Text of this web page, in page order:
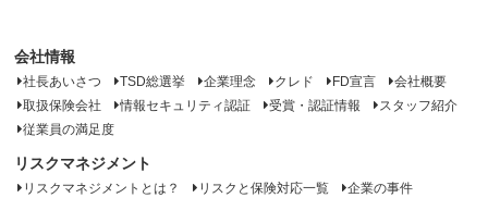
会社情報
社長あいさつ TSD総選挙 企業理念 クレド FD宣言
会社概要
取扱保険会社
情報セキュリティ認証 受賞・認証情報
スタッフ紹介
従業員の満足度
リスクマネジメント
リスクマネジメントとは？ リスクと保険対応一覧
企業の事件